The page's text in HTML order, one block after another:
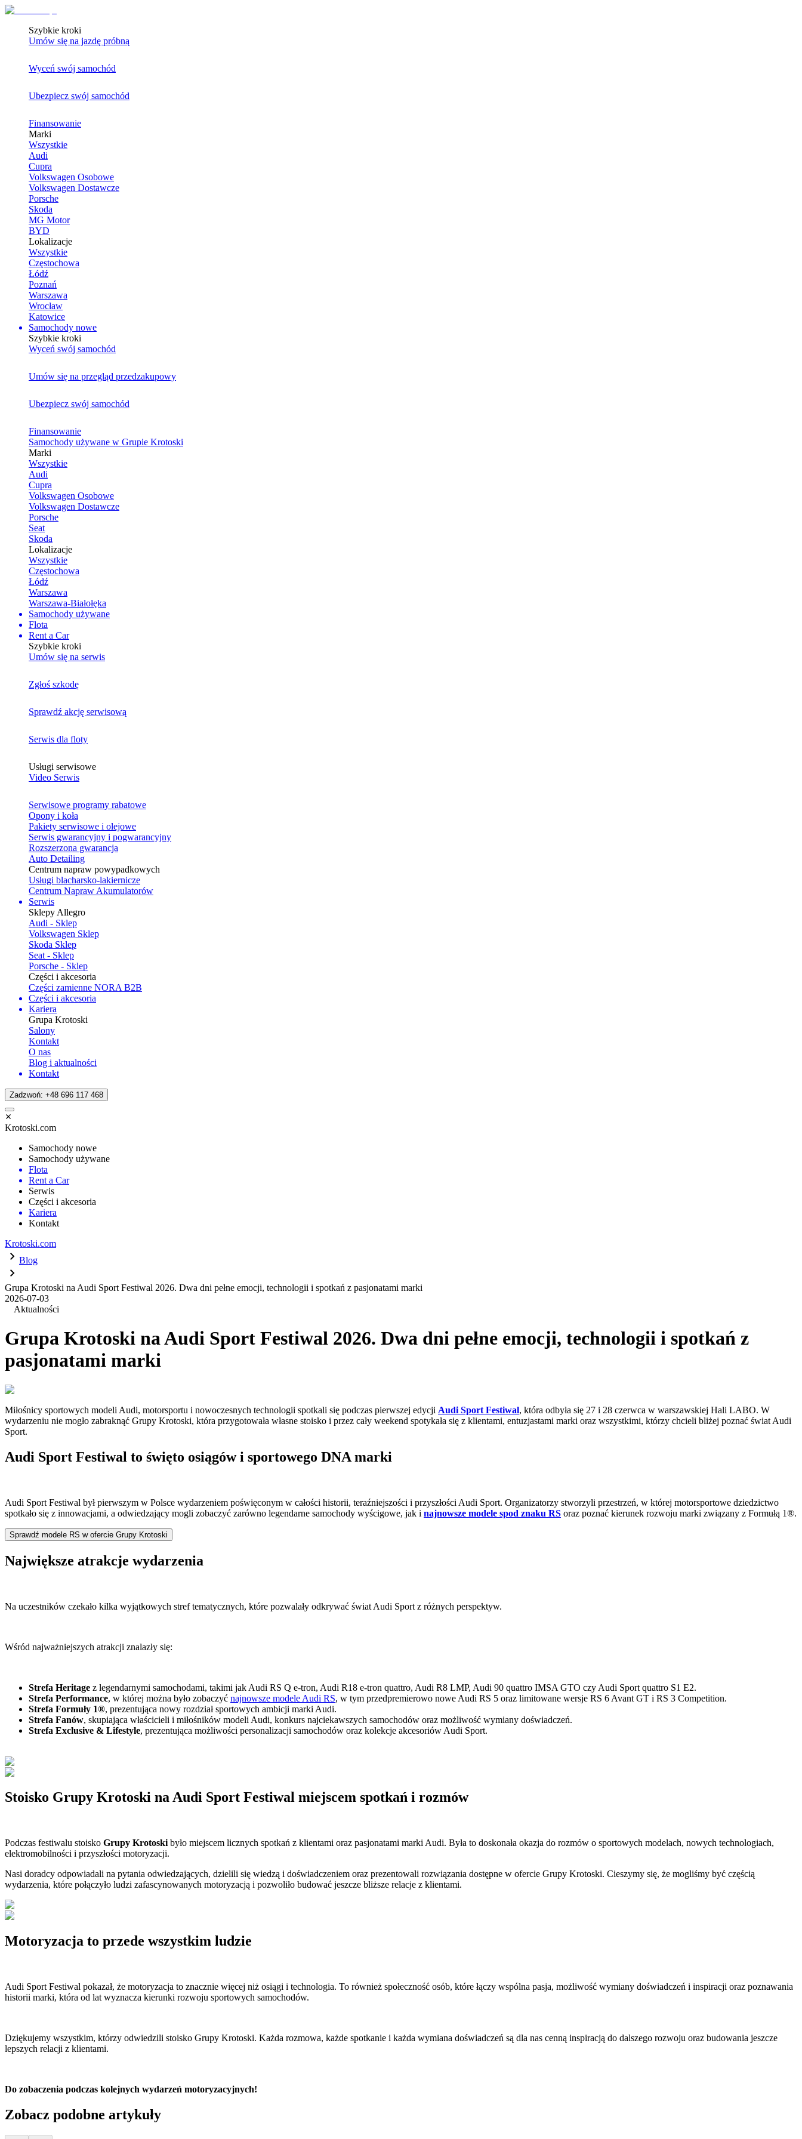
Szybkie kroki
Umów się na jazdę próbną
Wyceń swój samochód
Ubezpiecz swój samochód
Finansowanie
Marki
Wszystkie
Audi
Cupra
Volkswagen Osobowe
Volkswagen Dostawcze
Porsche
Skoda
MG Motor
BYD
Lokalizacje
Wszystkie
Częstochowa
Łódź
Poznań
Warszawa
Wrocław
Katowice
Samochody nowe
Szybkie kroki
Wyceń swój samochód
Umów się na przegląd przedzakupowy
Ubezpiecz swój samochód
Finansowanie
Samochody używane w Grupie Krotoski
Marki
Wszystkie
Audi
Cupra
Volkswagen Osobowe
Volkswagen Dostawcze
Porsche
Seat
Skoda
Lokalizacje
Wszystkie
Częstochowa
Łódź
Warszawa
Warszawa-Białołęka
Samochody używane
Flota
Rent a Car
Szybkie kroki
Umów się na serwis
Zgłoś szkodę
Sprawdź akcję serwisową
Serwis dla floty
Usługi serwisowe
Video Serwis
Serwisowe programy rabatowe
Opony i koła
Pakiety serwisowe i olejowe
Serwis gwarancyjny i pogwarancyjny
Rozszerzona gwarancja
Auto Detailing
Centrum napraw powypadkowych
Usługi blacharsko-lakiernicze
Centrum Napraw Akumulatorów
Serwis
Sklepy Allegro
Audi - Sklep
Volkswagen Sklep
Skoda Sklep
Seat - Sklep
Porsche - Sklep
Części i akcesoria
Części zamienne NORA B2B
Części i akcesoria
Kariera
Grupa Krotoski
Salony
Kontakt
O nas
Blog i aktualności
Kontakt
Zadzwoń: +48 696 117 468
Krotoski.com
Samochody nowe
Samochody używane
Flota
Rent a Car
Serwis
Części i akcesoria
Kariera
Kontakt
Krotoski.com
Blog
Grupa Krotoski na Audi Sport Festiwal 2026. Dwa dni pełne emocji, technologii i spotkań z pasjonatami marki
2026-07-03
Aktualności
Grupa Krotoski na Audi Sport Festiwal 2026. Dwa dni pełne emocji, technologii i spotkań z
pasjonatami marki
Miłośnicy sportowych modeli Audi, motorsportu i nowoczesnych technologii spotkali się podczas pierwszej edycji Audi Sport Festiwal, która odbyła się 27 i 28 czerwca w warszawskiej Hali LABO. W
wydarzeniu nie mogło zabraknąć Grupy Krotoski, która przygotowała własne stoisko i przez cały weekend spotykała się z klientami, entuzjastami marki oraz wszystkimi, którzy chcieli bliżej poznać świat Audi
Sport.
Audi Sport Festiwal to święto osiągów i sportowego DNA marki
Audi Sport Festiwal był pierwszym w Polsce wydarzeniem poświęconym w całości historii, teraźniejszości i przyszłości Audi Sport. Organizatorzy stworzyli przestrzeń, w której motorsportowe dziedzictwo
spotkało się z innowacjami, a odwiedzający mogli zobaczyć zarówno legendarne samochody wyścigowe, jak i najnowsze modele spod znaku RS oraz poznać kierunek rozwoju marki związany z Formułą 1®.
Sprawdź modele RS w ofercie Grupy Krotoski
Największe atrakcje wydarzenia
Na uczestników czekało kilka wyjątkowych stref tematycznych, które pozwalały odkrywać świat Audi Sport z różnych perspektyw.
Wśród najważniejszych atrakcji znalazły się:
Strefa Heritage z legendarnymi samochodami, takimi jak Audi RS Q e-tron, Audi R18 e-tron quattro, Audi R8 LMP, Audi 90 quattro IMSA GTO czy Audi Sport quattro S1 E2.
Strefa Performance, w której można było zobaczyć najnowsze modele Audi RS, w tym przedpremierowo nowe Audi RS 5 oraz limitowane wersje RS 6 Avant GT i RS 3 Competition.
Strefa Formuły 1®, prezentująca nowy rozdział sportowych ambicji marki Audi.
Strefa Fanów, skupiająca właścicieli i miłośników modeli Audi, konkurs najciekawszych samochodów oraz możliwość wymiany doświadczeń.
Strefa Exclusive & Lifestyle, prezentująca możliwości personalizacji samochodów oraz kolekcje akcesoriów Audi Sport.
Stoisko Grupy Krotoski na Audi Sport Festiwal miejscem spotkań i rozmów
Podczas festiwalu stoisko Grupy Krotoski było miejscem licznych spotkań z klientami oraz pasjonatami marki Audi. Była to doskonała okazja do rozmów o sportowych modelach, nowych technologiach,
elektromobilności i przyszłości motoryzacji.
Nasi doradcy odpowiadali na pytania odwiedzających, dzielili się wiedzą i doświadczeniem oraz prezentowali rozwiązania dostępne w ofercie Grupy Krotoski. Cieszymy się, że mogliśmy być częścią
wydarzenia, które połączyło ludzi zafascynowanych motoryzacją i pozwoliło budować jeszcze bliższe relacje z klientami.
Motoryzacja to przede wszystkim ludzie
Audi Sport Festiwal pokazał, że motoryzacja to znacznie więcej niż osiągi i technologia. To również społeczność osób, które łączy wspólna pasja, możliwość wymiany doświadczeń i inspiracji oraz poznawania
historii marki, która od lat wyznacza kierunki rozwoju sportowych samochodów.
Dziękujemy wszystkim, którzy odwiedzili stoisko Grupy Krotoski. Każda rozmowa, każde spotkanie i każda wymiana doświadczeń są dla nas cenną inspiracją do dalszego rozwoju oraz budowania jeszcze
lepszych relacji z klientami.
Do zobaczenia podczas kolejnych wydarzeń motoryzacyjnych!
Zobacz podobne artykuły